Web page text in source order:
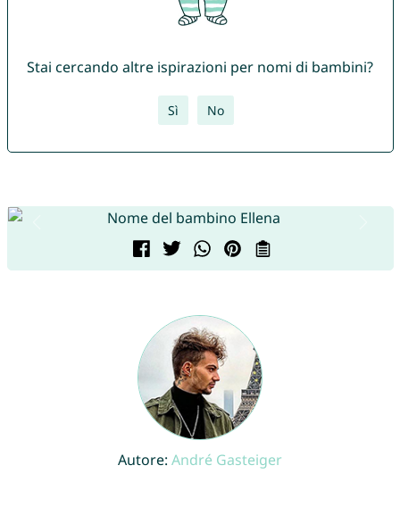
Stai cercando altre ispirazioni per nomi di bambini?
Sì No
Autore: André Gasteiger